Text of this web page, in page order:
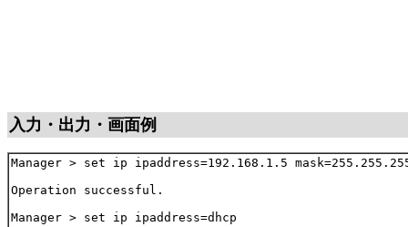
入力・出力・画面例
Manager > set ip ipaddress=192.168.1.5
Operation successful.
Manager > set ip ipaddress=dhcp